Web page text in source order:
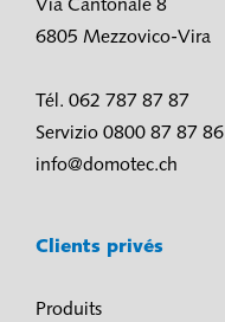
Via Cantonale 8
6805 Mezzovico-Vira
Tél. 062 787 87 87
Servizio 0800 87 87 86
info@domotec.ch
Clients privés
Produits